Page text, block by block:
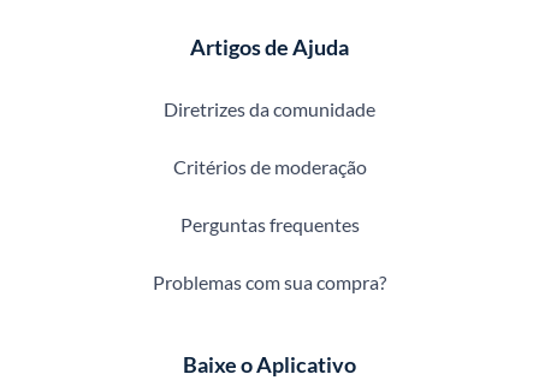
Artigos de Ajuda
Diretrizes da comunidade
Critérios de moderação
Perguntas frequentes
Problemas com sua compra?
Baixe o Aplicativo